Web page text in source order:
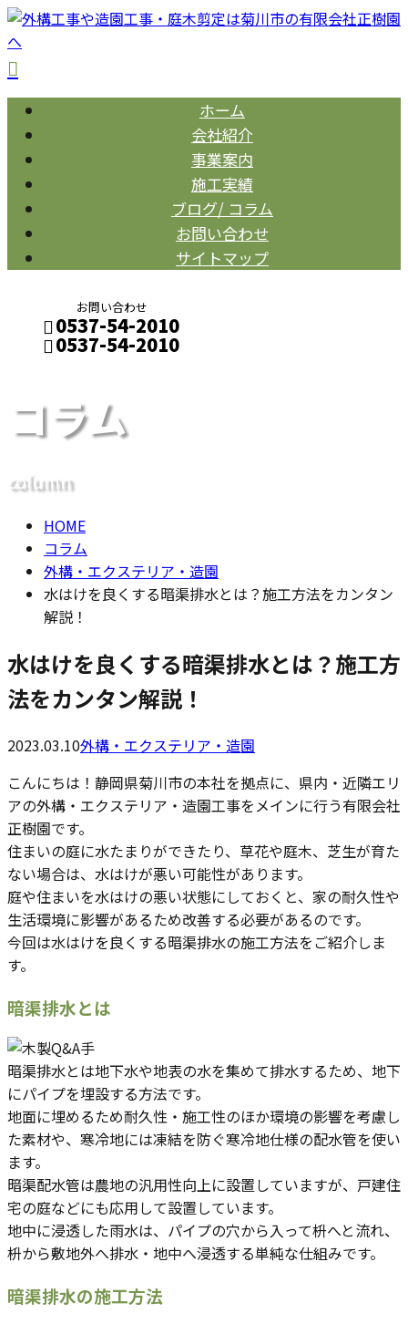
ホーム
会社紹介
事業案内
施工実績
ブログ/ コラム
お問い合わせ
サイトマップ
お問い合わせ
0537-54-2010
0537-54-2010
メールフォーム
コラム
column
HOME
コラム
外構・エクステリア・造園
水はけを良くする暗渠排水とは？施工方法をカンタン
解説！
水はけを良くする暗渠排水とは？施工方
法をカンタン解説！
2023.03.10外構・エクステリア・造園
こんにちは！静岡県菊川市の本社を拠点に、県内・近隣エリ
アの外構・エクステリア・造園工事をメインに行う有限会社
正樹園です。
住まいの庭に水たまりができたり、草花や庭木、芝生が育た
ない場合は、水はけが悪い可能性があります。
庭や住まいを水はけの悪い状態にしておくと、家の耐久性や
生活環境に影響があるため改善する必要があるのです。
今回は水はけを良くする暗渠排水の施工方法をご紹介しま
す。
暗渠排水とは
暗渠排水とは地下水や地表の水を集めて排水するため、地下
にパイプを埋設する方法です。
地面に埋めるため耐久性・施工性のほか環境の影響を考慮し
た素材や、寒冷地には凍結を防ぐ寒冷地仕様の配水管を使い
ます。
暗渠配水管は農地の汎用性向上に設置していますが、戸建住
宅の庭などにも応用して設置しています。
地中に浸透した雨水は、パイプの穴から入って枡へと流れ、
枡から敷地外へ排水・地中へ浸透する単純な仕組みです。
暗渠排水の施工方法